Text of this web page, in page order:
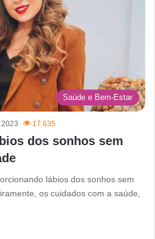
Saúde e Bem-Estar
17.635
dos sonhos sem
lábios dos sonhos sem
os cuidados com a saúde,